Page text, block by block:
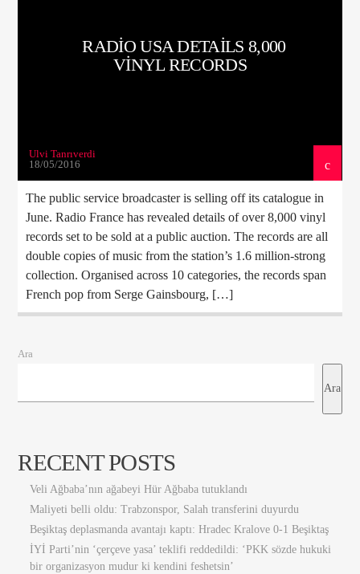
RADIO USA DETAILS 8,000
VINYL RECORDS
Ulvi Tanrıverdi
18/05/2016
The public service broadcaster is selling off its catalogue in
June. Radio France has revealed details of over 8,000 vinyl
records set to be sold at a public auction. The records are all
double copies of music from the station’s 1.6 million-strong
collection. Organised across 10 categories, the records span
French pop from Serge Gainsbourg, […]
Ara
Ara
RECENT POSTS
Veli Ağbaba’nın ağabeyi Hür Ağbaba tutuklandı
Maliyeti belli oldu: Trabzonspor, Salah transferini duyurdu
Beşiktaş deplasmanda avantajı kaptı: Hradec Kralove 0-1 Beşiktaş
İYİ Parti’nin ‘çerçeve yasa’ teklifi reddedildi: ‘PKK sözde hukuki
bir organizasyon mudur ki kendini feshetsin’